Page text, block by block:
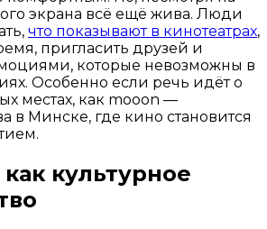
экрана всё ещё жива. Люди
что показывают в кинотеатрах,
пригласить друзей и
которые невозможны в
Особенно если речь идёт о
местах, как mooon —
в Минске, где кино становится
культурное